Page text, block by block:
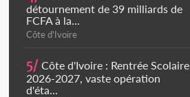
détournement de 39 milliards de
FCFA à la...
Côte d'Ivoire
5/ Côte d'Ivoire : Rentrée Scolaire
2026-2027, vaste opération
d'éta...